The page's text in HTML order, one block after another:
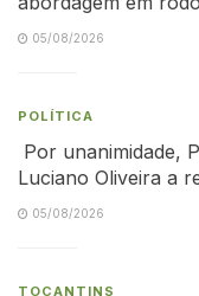
05/08/2026
POLÍTICA
Por unanimidade,
Luciano Oliveira a
05/08/2026
TOCANTINS